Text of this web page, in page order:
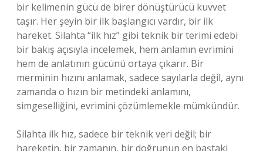
bir kelimenin gücü de birer dönüştürücü kuvvet
taşır. Her şeyin bir ilk başlangıcı vardır, bir ilk
hareket. Silahta “ilk hız” gibi teknik bir terimi edebi
bir bakış açısıyla incelemek, hem anlamın evrimini
hem de anlatının gücünü ortaya çıkarır. Bir
merminin hızını anlamak, sadece sayılarla değil, aynı
zamanda o hızın bir metindeki anlamını,
simgeselliğini, evrimini çözümlemekle mümkündür.
Silahta ilk hız, sadece bir teknik veri değil; bir
hareketin, bir zamanın, bir doğrunun en baştaki